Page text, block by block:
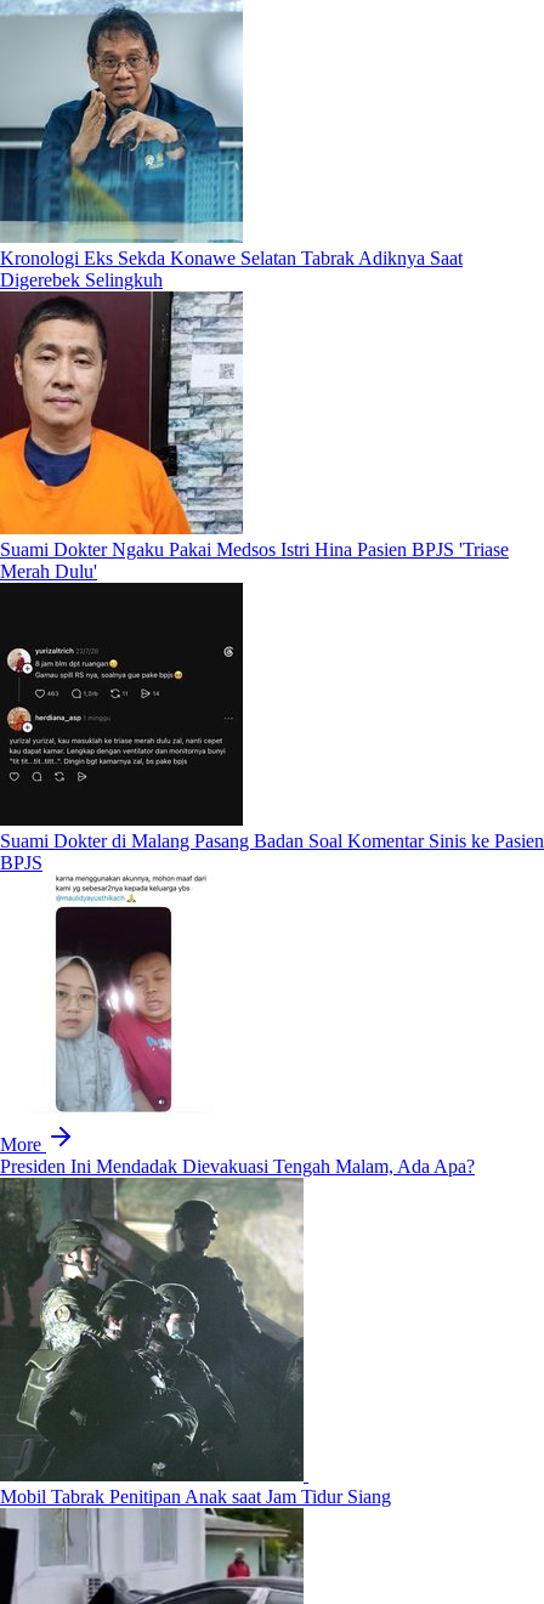
Kronologi Eks Sekda Konawe Selatan Tabrak Adiknya Saat
Digerebek Selingkuh
Suami Dokter Ngaku Pakai Medsos Istri Hina Pasien BPJS 'Triase
Merah Dulu'
Suami Dokter di Malang Pasang Badan Soal Komentar Sinis ke Pasien
BPJS
More
Presiden Ini Mendadak Dievakuasi Tengah Malam, Ada Apa?
Mobil Tabrak Penitipan Anak saat Jam Tidur Siang